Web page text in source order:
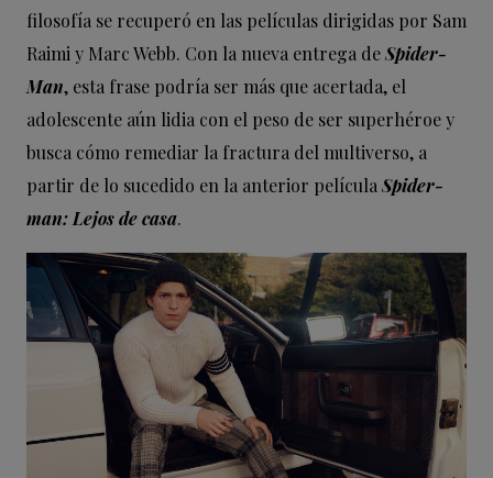
filosofía se recuperó en las películas dirigidas por Sam
Raimi y Marc Webb. Con la nueva entrega deSpider-
Man, esta frase podría ser más que acertada, el
adolescente aún lidia con el peso de ser superhéroe y
busca cómo remediar la fractura del multiverso, a
partir de lo sucedido en la anterior película Spider-
man: Lejos de casa.